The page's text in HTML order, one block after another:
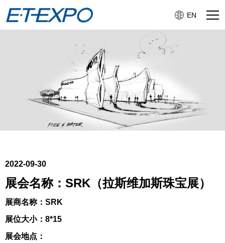
EN
2022-09-30
展会名称：SRK（拉斯维加斯珠宝展）
展商名称：SRK
展位大小：8*15
展会地点：